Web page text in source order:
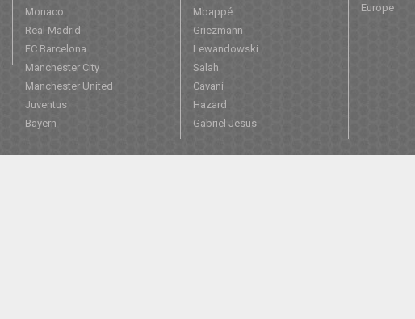
Monaco
Real Madrid
FC Barcelona
Manchester City
Manchester United
Juventus
Bayern
Mbappé
Griezmann
Lewandowski
Salah
Cavani
Hazard
Gabriel Jesus
Europe